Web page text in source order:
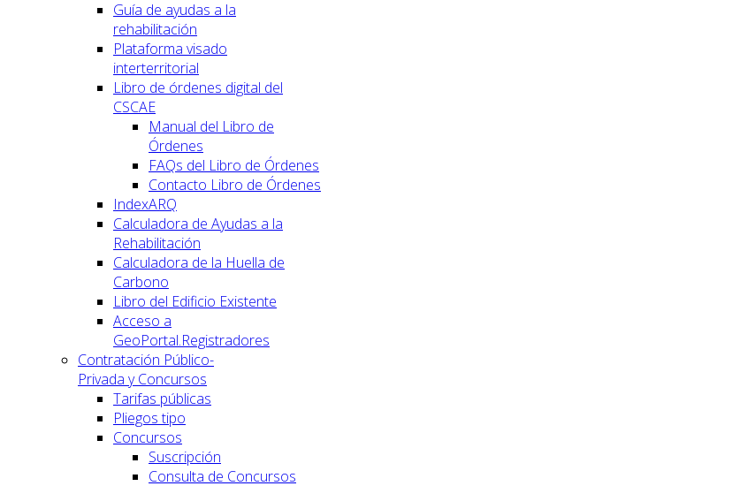
Guía de ayudas a la
rehabilitación
Plataforma visado
interterritorial
Libro de órdenes digital del
CSCAE
Manual del Libro de
Órdenes
FAQs del Libro de Órdenes
Contacto Libro de Órdenes
IndexARQ
Calculadora de Ayudas a la
Rehabilitación
Calculadora de la Huella de
Carbono
Libro del Edificio Existente
Acceso a
GeoPortal.Registradores
Contratación Público-
Privada y Concursos
Tarifas públicas
Pliegos tipo
Concursos
Suscripción
Consulta de Concursos